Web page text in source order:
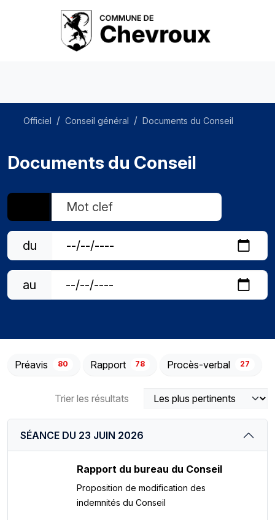
Officiel Conseil général Documents du Conseil
Documents du Conseil
du
au
Préavis 80 Rapport 78 Procès-verbal 27
Trier les résultats
SÉANCE DU 23 JUIN 2026
Rapport du bureau du Conseil
Proposition de modification des
indemnités du Conseil